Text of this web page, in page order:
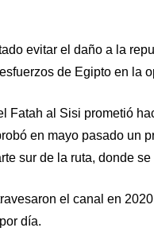
evitar el daño a la
de Egipto en la
Fatah al Sisi prometió
en mayo pasado un
sur de la ruta, donde
el canal en
día.